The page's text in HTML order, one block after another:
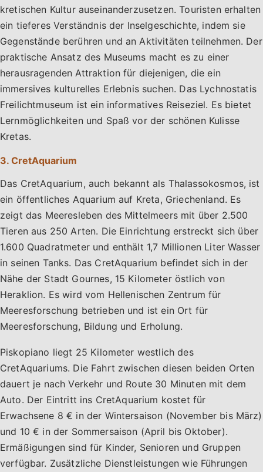
kretischen Kultur auseinanderzusetzen. Touristen erhalten
ein tieferes Verständnis der Inselgeschichte, indem sie
Gegenstände berühren und an Aktivitäten teilnehmen. Der
praktische Ansatz des Museums macht es zu einer
herausragenden Attraktion für diejenigen, die ein
immersives kulturelles Erlebnis suchen. Das Lychnostatis
Freilichtmuseum ist ein informatives Reiseziel. Es bietet
Lernmöglichkeiten und Spaß vor der schönen Kulisse
Kretas.
3. CretAquarium
Das CretAquarium, auch bekannt als Thalassokosmos, ist
ein öffentliches Aquarium auf Kreta, Griechenland. Es
zeigt das Meeresleben des Mittelmeers mit über 2.500
Tieren aus 250 Arten. Die Einrichtung erstreckt sich über
1.600 Quadratmeter und enthält 1,7 Millionen Liter Wasser
in seinen Tanks. Das CretAquarium befindet sich in der
Nähe der Stadt Gournes, 15 Kilometer östlich von
Heraklion. Es wird vom Hellenischen Zentrum für
Meeresforschung betrieben und ist ein Ort für
Meeresforschung, Bildung und Erholung.
Piskopiano liegt 25 Kilometer westlich des
CretAquariums. Die Fahrt zwischen diesen beiden Orten
dauert je nach Verkehr und Route 30 Minuten mit dem
Auto. Der Eintritt ins CretAquarium kostet für
Erwachsene 8 € in der Wintersaison (November bis März)
und 10 € in der Sommersaison (April bis Oktober).
Ermäßigungen sind für Kinder, Senioren und Gruppen
verfügbar. Zusätzliche Dienstleistungen wie Führungen